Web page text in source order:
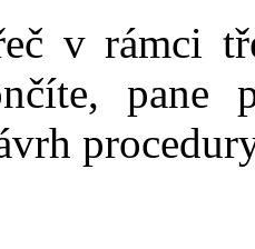
v rámci
pane